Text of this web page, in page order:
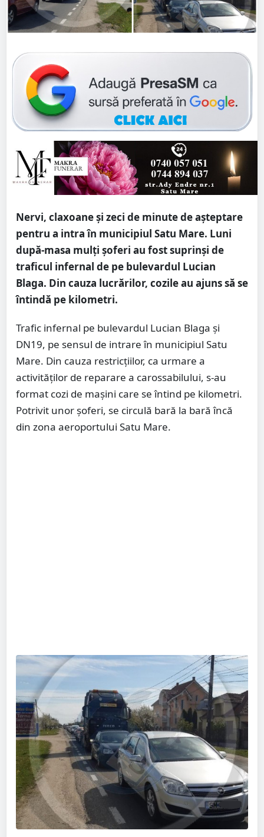
Nervi, claxoane și zeci de minute de așteptare
pentru a intra în municipiul Satu Mare. Luni
după-masa mulți șoferi au fost suprinși de
traficul infernal de pe bulevardul Lucian
Blaga. Din cauza lucrărilor, cozile au ajuns să se
întindă pe kilometri.
Trafic infernal pe bulevardul Lucian Blaga și
DN19, pe sensul de intrare în municipiul Satu
Mare. Din cauza restricțiilor, ca urmare a
activităților de reparare a carossabilului, s-au
format cozi de mașini care se întind pe kilometri.
Potrivit unor șoferi, se circulă bară la bară încă
din zona aeroportului Satu Mare.